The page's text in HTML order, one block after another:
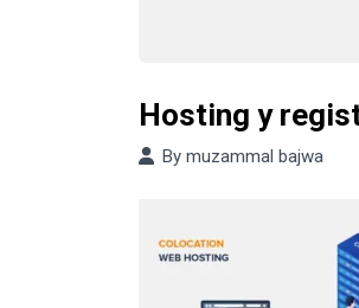
Hosting y
By muzammal bajwa